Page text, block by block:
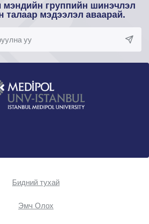
группийн шинэчлэл
талаар мэдээлэл аваарай.
Бидний тухай
Эмч Oлох